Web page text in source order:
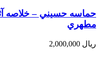
حماسه حسيني – خلاصه
مطهري
ریال